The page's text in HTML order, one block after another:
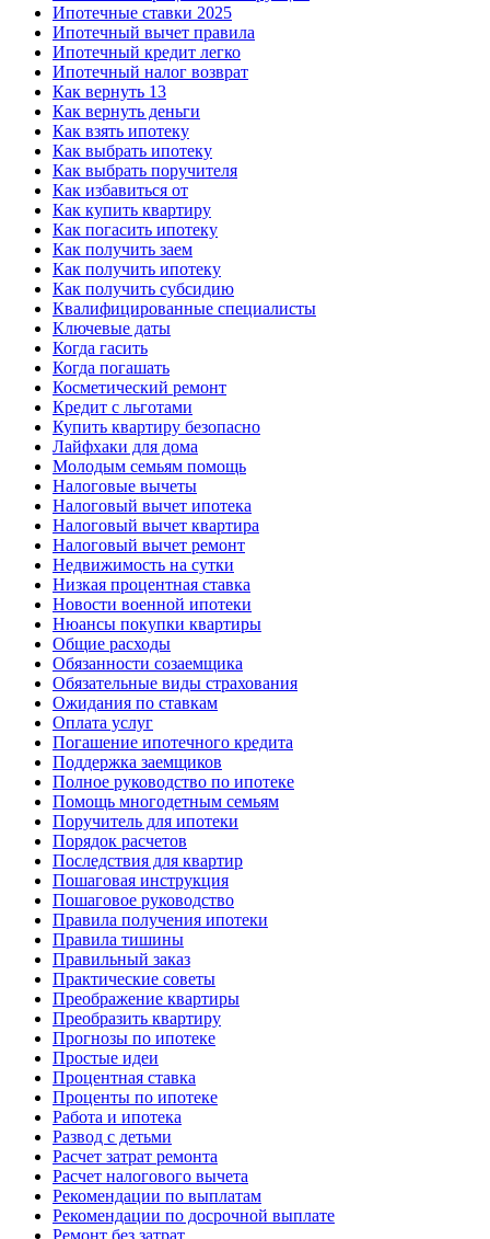
Ипотечные ставки 2025
Ипотечный вычет правила
Ипотечный кредит легко
Ипотечный налог возврат
Как вернуть 13
Как вернуть деньги
Как взять ипотеку
Как выбрать ипотеку
Как выбрать поручителя
Как избавиться от
Как купить квартиру
Как погасить ипотеку
Как получить заем
Как получить ипотеку
Как получить субсидию
Квалифицированные специалисты
Ключевые даты
Когда гасить
Когда погашать
Косметический ремонт
Кредит с льготами
Купить квартиру безопасно
Лайфхаки для дома
Молодым семьям помощь
Налоговые вычеты
Налоговый вычет ипотека
Налоговый вычет квартира
Налоговый вычет ремонт
Недвижимость на сутки
Низкая процентная ставка
Новости военной ипотеки
Нюансы покупки квартиры
Общие расходы
Обязанности созаемщика
Обязательные виды страхования
Ожидания по ставкам
Оплата услуг
Погашение ипотечного кредита
Поддержка заемщиков
Полное руководство по ипотеке
Помощь многодетным семьям
Поручитель для ипотеки
Порядок расчетов
Последствия для квартир
Пошаговая инструкция
Пошаговое руководство
Правила получения ипотеки
Правила тишины
Правильный заказ
Практические советы
Преображение квартиры
Преобразить квартиру
Прогнозы по ипотеке
Простые идеи
Процентная ставка
Проценты по ипотеке
Работа и ипотека
Развод с детьми
Расчет затрат ремонта
Расчет налогового вычета
Рекомендации по выплатам
Рекомендации по досрочной выплате